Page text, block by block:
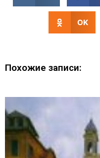
OK
Похожие записи: